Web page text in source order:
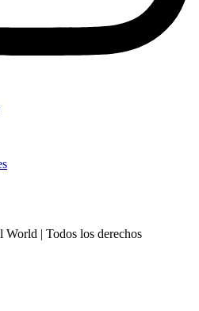
| Todos los derechos